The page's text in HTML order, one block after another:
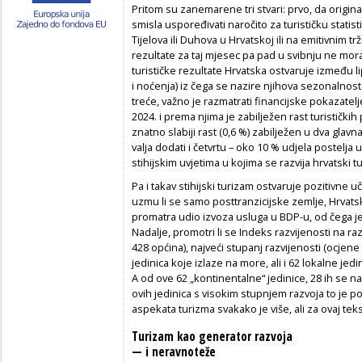
Pritom su zanemarene tri stvari: prvo, da
smisla uspoređivati naročito za turističku
Tijelova ili Duhova u Hrvatskoj ili na emitivnim
rezultate za taj mjesec pa pad u svibnju ne
turističke rezultate Hrvatska ostvaruje između
i noćenja) iz čega se nazire njihova
treće, važno je razmatrati financijske
2024. i prema njima je zabilježen rast
znatno slabiji rast (0,6 %) zabilježen u dva
valja dodati i četvrtu – oko 10 % udjela postelja
stihijskim uvjetima u kojima se razvija hrvatski
Pa i takav stihijski turizam ostvaruje pozitivne
uzmu li se samo posttranzicijske zemlje,
promatra udio izvoza usluga u BDP-u, od čega
Nadalje, promotri li se Indeks razvijenosti na
428 općina), najveći stupanj razvijenosti
jedinica koje izlaze na more, ali i 62 lokalne
A od ove 62 „kontinentalne“ jedinice, 28 ih se
ovih jedinica s visokim stupnjem razvoja to je
aspekata turizma svakako je više, ali za ovaj
Turizam kao generator razvoja
— i neravnoteže